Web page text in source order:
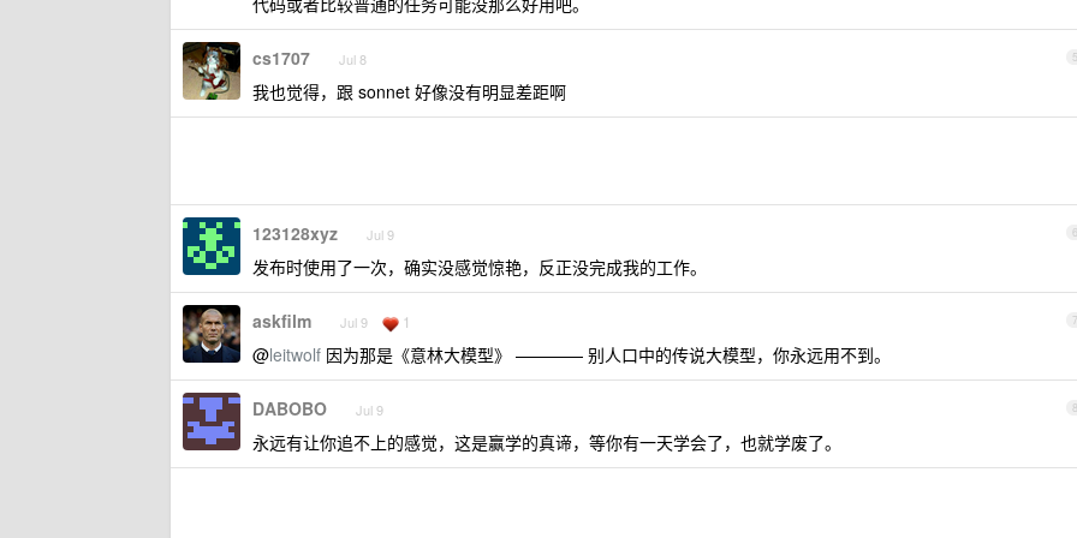
5
cs1707 Jul 8
我也觉得，跟 sonnet 好像没有明显差距啊
6
123128xyz Jul 9
发布时使用了一次，确实没感觉惊艳，反正没完成我的工作。
7
askfilm Jul 9 1
@leitwolf 因为那是《意林大模型》 ———— 别人口中的传说大模型，你永远用不到。
8
DABOBO Jul 9
永远有让你追不上的感觉，这是赢学的真谛，等你有一天学会了，也就学废了。